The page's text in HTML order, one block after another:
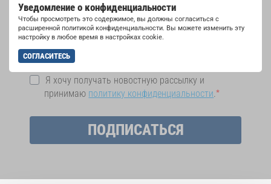
Уведомление о конфиденциальности
Чтобы просмотреть это содержимое, вы должны согласиться с
расширенной политикой конфиденциальности. Вы можете изменить эту
настройку в любое время в настройках cookie.
СОГЛАСИТЕСЬ
возможностях выступлений, подписавшись
на рассылку новостей INTERKULTUR.
Я хочу получать новостную рассылку и
принимаю политику конфиденциальности.
ПОДПИСАТЬСЯ